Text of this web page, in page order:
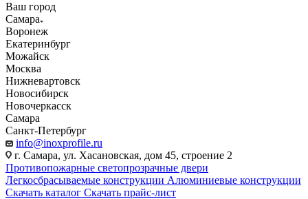
Ваш город
Самара
Воронеж
Екатеринбург
Можайск
Москва
Нижневартовск
Новосибирск
Новочеркасск
Самара
Санкт-Петербург
info@inoxprofile.ru
г. Самара, ул. Хасановская, дом 45, строение 2
Противопожарные светопрозрачные двери
Легкосбрасываемые конструкции Алюминиевые конструкции
Скачать каталог Скачать прайс-лист